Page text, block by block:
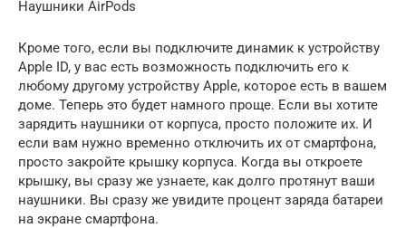
Наушники AirPods
Кроме того, если вы подключите динамик к устройству
Apple ID, у вас есть возможность подключить его к
любому другому устройству Apple, которое есть в вашем
доме. Теперь это будет намного проще. Если вы хотите
зарядить наушники от корпуса, просто положите их. И
если вам нужно временно отключить их от смартфона,
просто закройте крышку корпуса. Когда вы откроете
крышку, вы сразу же узнаете, как долго протянут ваши
наушники. Вы сразу же увидите процент заряда батареи
на экране смартфона.